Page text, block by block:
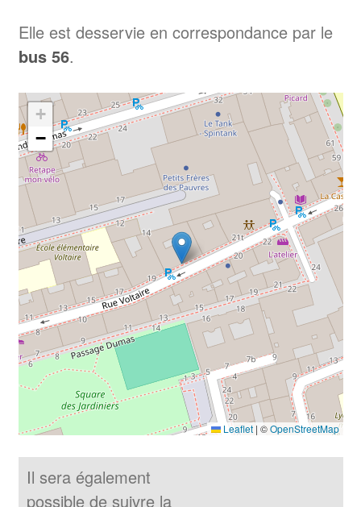
Elle est desservie en correspondance par le
bus 56.
+
−
Leaflet | ©OpenStreetMap
Il sera également
possible de suivre la